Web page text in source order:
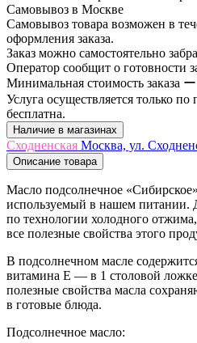
Самовывоз в Москве
Самовывоз товара возможен в
оформления заказа.
Заказ можно самостоятельно
Оператор сообщит о готовности
Минимальная стоимость заказа
Услуга осуществляется только по
бесплатна.
Наличие в магазинах
Сходненская Москва, ул.
Описание товара
Масло подсолнечное
используемый в нашем питании.
по технологии холодного
все полезные свойства этого
В подсолнечном масле
витамина Е — в 1 столовой
полезные свойства масла
в готовые блюда.
Подсолнечное масло: